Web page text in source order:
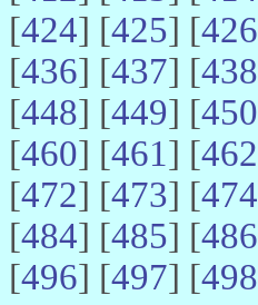
[424] [425] [426
[436] [437] [438
[448] [449] [450
[460] [461] [462
[472] [473] [474
[484] [485] [486
[496] [497] [498